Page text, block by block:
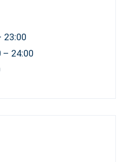
23:00
– 24:00